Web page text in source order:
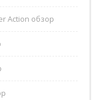
Action обзор